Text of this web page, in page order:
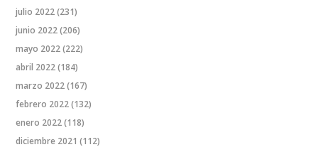
julio 2022(231)
junio 2022(206)
mayo 2022(222)
abril 2022(184)
marzo 2022(167)
febrero 2022(132)
enero 2022(118)
diciembre 2021 (112)